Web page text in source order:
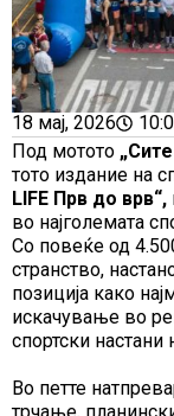
18 мај, 2026
Под мотото
тото издание на
LIFE Прв до врв“,
во најголемата
Со повеќе од
странство,
позиција како
искачување во
спортски настани
Во петте
трчање,